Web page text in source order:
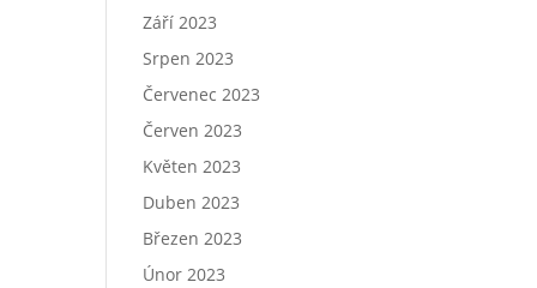
Září 2023
Srpen 2023
Červenec 2023
Červen 2023
Květen 2023
Duben 2023
Březen 2023
Únor 2023